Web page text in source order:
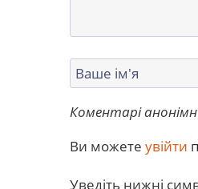
Коментарі
Ви можете увійти
Уведіть нижні